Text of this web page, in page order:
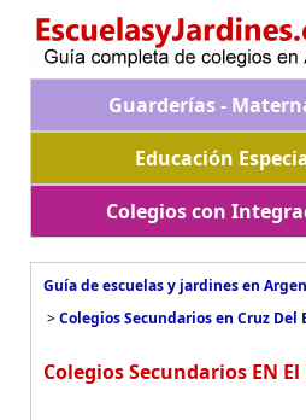
Guarderías -
Educación
Colegios con
Guía de escuelas y jardines en
>Colegios Secundarios en Cruz Del
Colegios Secundarios EN